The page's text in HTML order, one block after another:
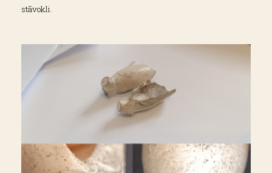
stāvokli.